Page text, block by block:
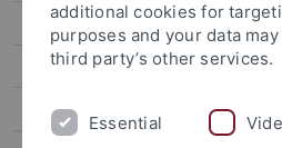
Tübingen als Studienort
Angebote für Studieninteressierte
Ich will studieren
additional cookies for
purposes and your data
third party’s other services.
Essential